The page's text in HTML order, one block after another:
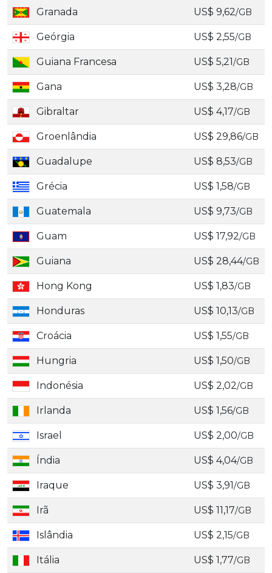
Granada US$ 9,62/GB
Geórgia US$ 2,55/GB
Guiana Francesa US$ 5,21/GB
Gana US$ 3,28/GB
Gibraltar US$ 4,17/GB
Groenlândia US$ 29,86/GB
Guadalupe US$ 8,53/GB
Grécia US$ 1,58/GB
Guatemala US$ 9,73/GB
Guam US$ 17,92/GB
Guiana US$ 28,44/GB
Hong Kong US$ 1,83/GB
Honduras US$ 10,13/GB
Croácia US$ 1,55/GB
Hungria US$ 1,50/GB
Indonésia US$ 2,02/GB
Irlanda US$ 1,56/GB
Israel US$ 2,00/GB
Índia US$ 4,04/GB
Iraque US$ 3,91/GB
Irã US$ 11,17/GB
Islândia US$ 2,15/GB
Itália US$ 1,77/GB